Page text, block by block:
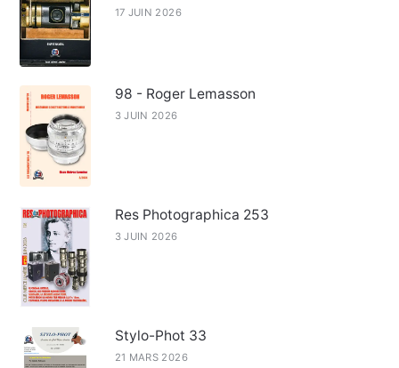
17 JUIN 2026
98 - Roger Lemasson
3 JUIN 2026
Res Photographica 253
3 JUIN 2026
Stylo-Phot 33
21 MARS 2026